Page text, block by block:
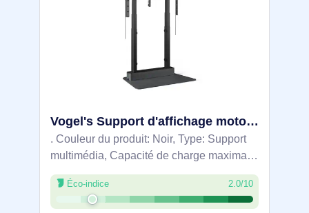
Vogel's Support d'affichage motorisé au sol RISE 4105 - 7341050
. Couleur du produit: Noir, Type: Support
multimédia, Capacité de charge maximale:
120 kg. Hauteur: 1522 mm, Réglage de la
hauteur: 70 cm, Largeur: 915 mm.
Certificats de conformité: CE, TÜV mark
Éco-indice 2.0/10